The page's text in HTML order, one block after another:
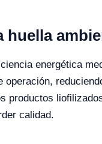
huella
energética
operación,
productos
calidad.